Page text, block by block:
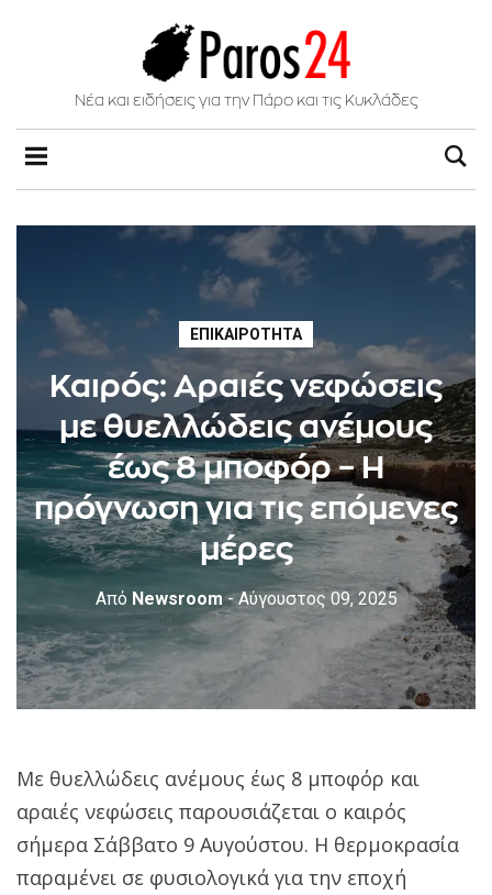
Νέα και ειδήσεις για την Πάρο και τις Κυκλάδες
ΕΠΙΚΑΙΡΌΤΗΤΑ
Καιρός: Αραιές νεφώσεις
με θυελλώδεις ανέμους
έως 8 μποφόρ – Η
πρόγνωση για τις επόμενες
μέρες
Από Newsroom - Αύγουστος 09, 2025
Με θυελλώδεις ανέμους έως 8 μποφόρ και
αραιές νεφώσεις παρουσιάζεται ο καιρός
σήμερα Σάββατο 9 Αυγούστου. Η θερμοκρασία
παραμένει σε φυσιολογικά για την εποχή